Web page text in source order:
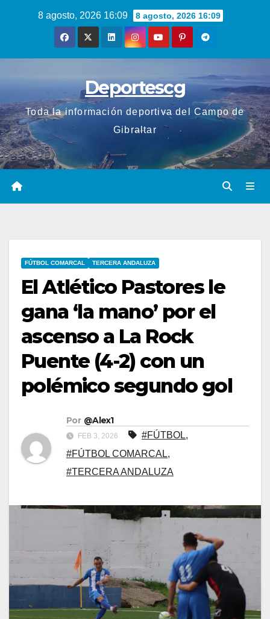
8 agosto, 2026 16:09 8 agosto, 2026 16:09
Deportescg
Toda la información deportiva del Campo de
Gibraltar
FÚTBOL COMARCAL TERCERA ANDALUZA
El Atlético Pastores le
gana ‘la mano’ por el
ascenso a La Rock
Puente (4-2) con un
polémico segundo gol
Por @Alex1
FEB 3, 2026 #FÚTBOL,
#FÚTBOL COMARCAL,
#TERCERA ANDALUZA